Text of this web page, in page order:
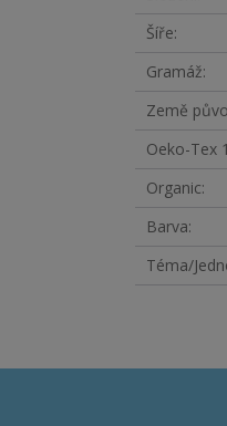
Šíře
Gramáž
Země
Oeko-Tex
Organic
Barva
Téma/